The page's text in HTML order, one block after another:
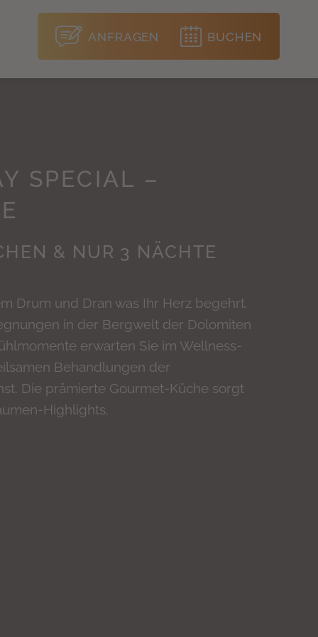
ANFRAGEN BUCHEN
SPECIAL –
& NUR 3 NÄCHTE
Drum und Dran was Ihr Herz begehrt.
in der Bergwelt der Dolomiten
erwarten Sie im Wellness-
Behandlungen der
Die prämierte Gourmet-Küche sorgt
Highlights.